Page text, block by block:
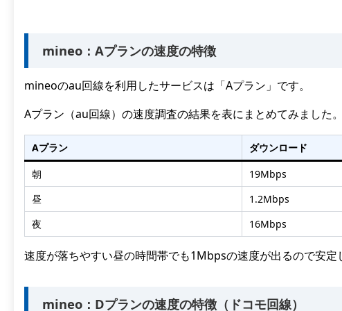
mineo：Aプランの速度の特徴
mineoのau回線を利用したサービスは「Aプラン」です。
Aプラン（au回線）の速度調査の結果を表にまとめてみました。
Aプラン ダウンロード
朝
19Mbps
昼
1.2Mbps
夜
16Mbps
速度が落ちやすい昼の時間帯でも1Mbpsの速度が出るので安定
mineo：Dプランの速度の特徴（ドコモ回線）